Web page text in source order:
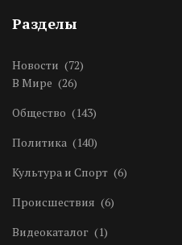
Разделы
Новости (72)
В Мире (26)
Общество (143)
Политика (140)
Культура и Спорт (6)
Происшествия (6)
Видеокаталог (1)